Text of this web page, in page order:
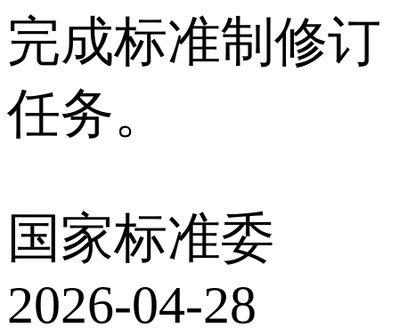
完成标准制修订
任务。
国家标准委
2026-04-28